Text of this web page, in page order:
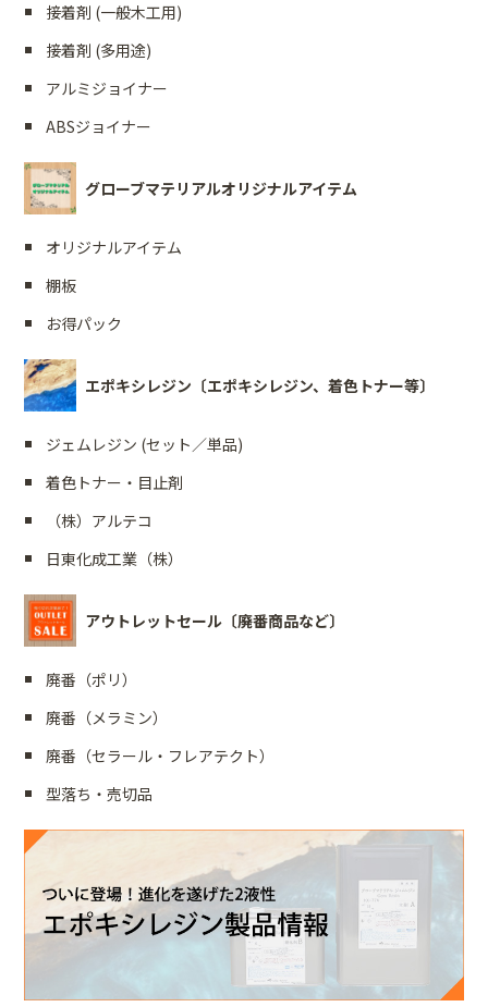
接着剤 (一般木工用)
接着剤 (多用途)
アルミジョイナー
ABSジョイナー
グローブマテリアルオリジナルアイテム
オリジナルアイテム
棚板
お得パック
エポキシレジン〔エポキシレジン、着色トナー等〕
ジェムレジン (セット／単品)
着色トナー・目止剤
（株）アルテコ
日東化成工業（株）
アウトレットセール〔廃番商品など〕
廃番（ポリ）
廃番（メラミン）
廃番（セラール・フレアテクト）
型落ち・売切品